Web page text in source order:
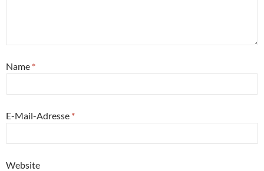
Name *
E-Mail-Adresse *
Website